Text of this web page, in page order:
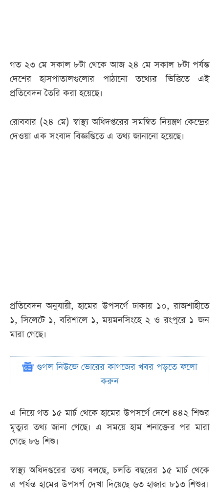
ই-
পেপার
গত ২৩ মে সকাল ৮টা থেকে আজ ২৪ মে সকাল ৮টা পর্যন্ত
দেশের হাসপাতালগুলোর পাঠানো তথ্যের ভিত্তিতে এই
প্রতিবেদন তৈরি করা হয়েছে।
রোববার (২৪ মে) স্বাস্থ্য অধিদপ্তরের সমন্বিত নিয়ন্ত্রণ কেন্দ্রের
দেওয়া এক সংবাদ বিজ্ঞপ্তিতে এ তথ্য জানানো হয়েছে।
প্রতিবেদন অনুযায়ী, হামের উপসর্গে ঢাকায় ১০, রাজশাহীতে
১, সিলেটে ১, বরিশালে ১, ময়মনসিংহে ২ ও রংপুরে ১ জন
মারা গেছে।
গুগল নিউজে ভোরের কাগজের খবর পড়তে ফলো
করুন
এ নিয়ে গত ১৫ মার্চ থেকে হামের উপসর্গে দেশে ৪৪২ শিশুর
মৃত্যুর তথ্য জানা গেছে। এ সময়ে হাম শনাক্তের পর মারা
গেছে ৮৬ শিশু।
স্বাস্থ্য অধিদপ্তরের তথ্য বলছে, চলতি বছরের ১৫ মার্চ থেকে
এ পর্যন্ত হামের উপসর্গ দেখা দিয়েছে ৬৩ হাজার ৮১৩ শিশুর।